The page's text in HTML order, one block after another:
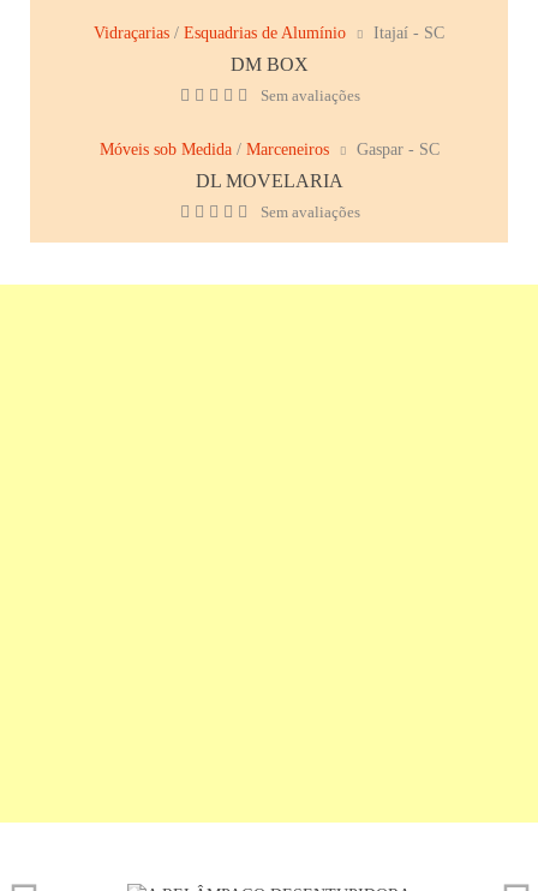
Vidraçarias / Esquadrias de Alumínio Itajaí - SC
DM BOX
Sem avaliações
Móveis sob Medida/ Marceneiros Gaspar - SC
DL MOVELARIA
Sem avaliações